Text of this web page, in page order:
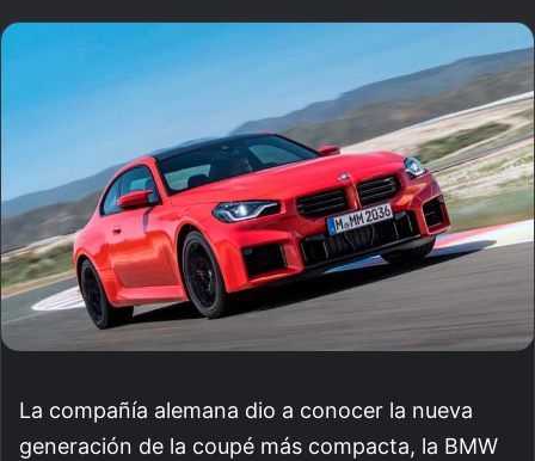
La compañía alemana dio a conocer la nueva
generación de la coupé más compacta, la BMW